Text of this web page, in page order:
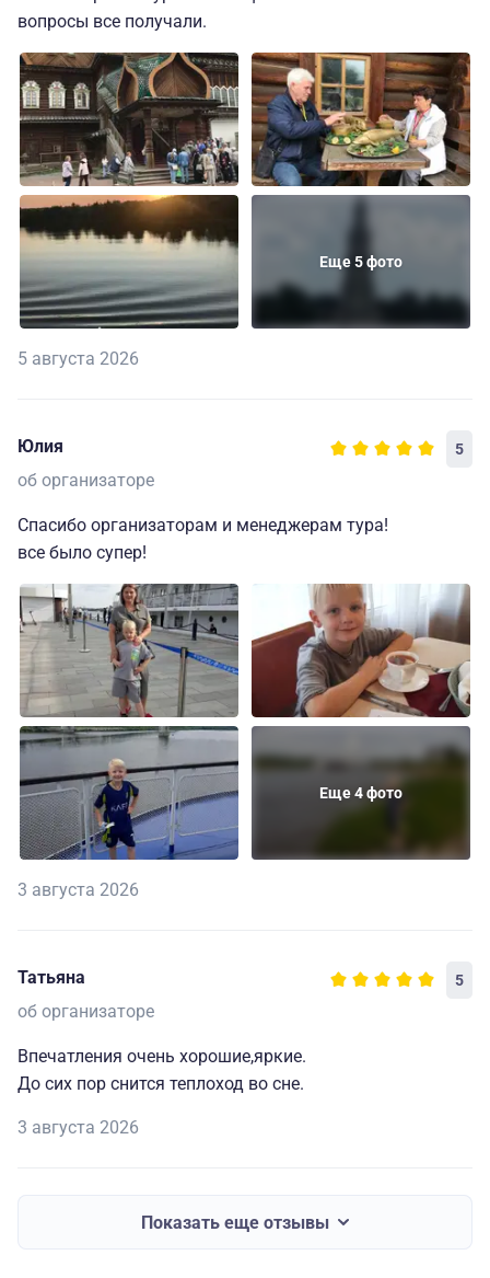
вопросы все получали.
Еще 5 фото
5 августа 2026
Юлия 5
об организаторе
Спасибо организаторам и менеджерам тура!
все было супер!
Еще 4 фото
3 августа 2026
Татьяна 5
об организаторе
Впечатления очень хорошие,яркие.
До сих пор снится теплоход во сне.
3 августа 2026
Показать еще отзывы